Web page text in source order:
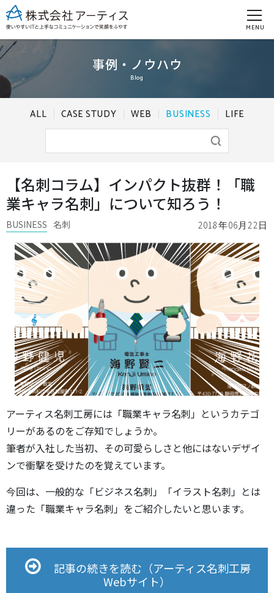
MENU
事例・ノウハウ
Blog
ALL CASE STUDY WEB BUSINESS LIFE
【名刺コラム】インパクト抜群！「職
業キャラ名刺」について知ろう！
2018年06月22日
BUSINESS 名刺
アーティス名刺工房には「職業キャラ名刺」というカテゴ
リーがあるのをご存知でしょうか。
筆者が入社した当初、その可愛らしさと他にはないデザイ
ンで衝撃を受けたのを覚えています。
今回は、一般的な「ビジネス名刺」「イラスト名刺」とは
違った「職業キャラ名刺」をご紹介したいと思います。
記事の続きを読む（アーティス名刺工房
Webサイト）